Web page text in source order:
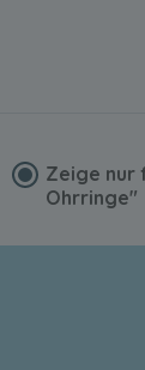
Zeige nur
Ohrringe"